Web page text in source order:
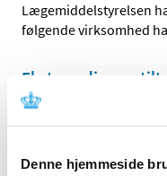
Denne hjemmeside
Lægemiddelstyrelsen
følgende virksomhed
Ekstraordinære
COVID-19
|9. oktober 2020|
ekstraordinære